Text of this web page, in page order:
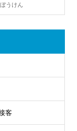
うけん
客